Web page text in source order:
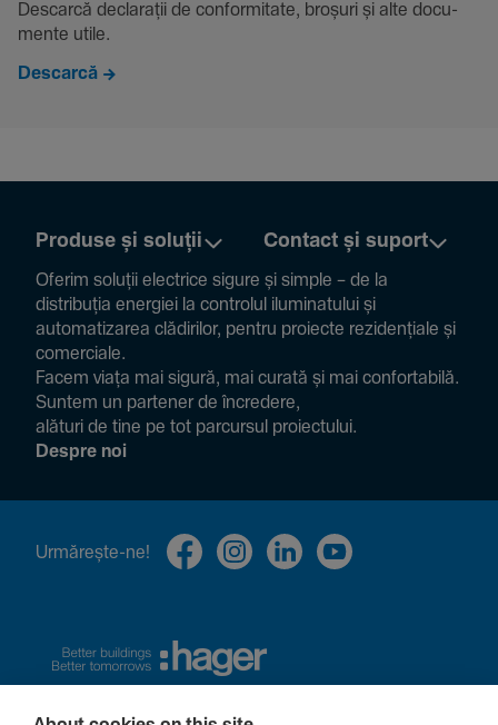
Descarcă decla­rații de conformitate, broșuri și alte docu­
mente utile.
Descarcă
Produse și soluții Contact și suport
Oferim soluții electrice sigure și simple – de la
distribuția energiei la controlul ilumi­na­tului și
auto­ma­ti­zarea clădi­rilor, pentru proiecte rezi­den­țiale și
comer­ciale.
Facem viața mai sigură, mai curată și mai confor­ta­bilă.
Suntem un partener de încre­dere,
alături de tine pe tot parcursul proiec­tului.
Despre noi
Urmă­rește-ne!